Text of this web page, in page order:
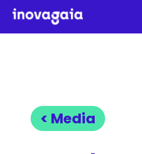
Skip
to
< Media